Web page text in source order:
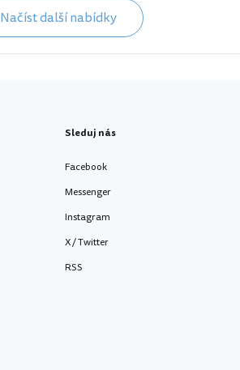
Načíst další nabídky
Sleduj nás
Facebook
Messenger
Instagram
X / Twitter
RSS